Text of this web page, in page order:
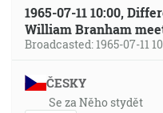
1965-07-11 10:00,
William Branham
Broadcasted: 1965-07-11
ČESKY
Se za Něho stydět